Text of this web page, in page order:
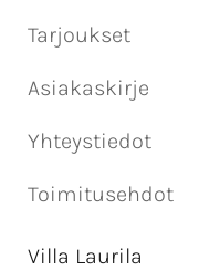
Tarjoukset
Asiakaskirje
Yhteystiedot
Toimitusehdot
Villa Laurila